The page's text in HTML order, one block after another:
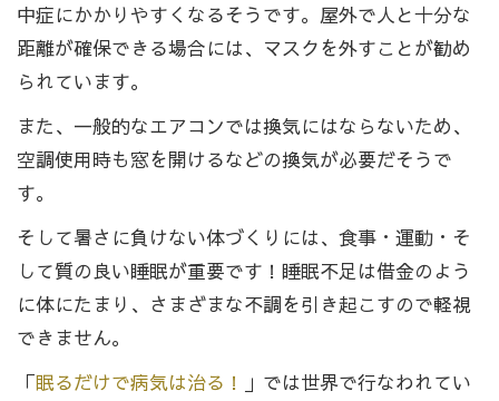
中症にかかりやすくなるそうです。屋外で人と十分な
距離が確保できる場合には、マスクを外すことが勧め
られています。
また、一般的なエアコンでは換気にはならないため、
空調使用時も窓を開けるなどの換気が必要だそうで
す。
そして暑さに負けない体づくりには、食事・運動・そ
して質の良い睡眠が重要です！睡眠不足は借金のよう
に体にたまり、さまざまな不調を引き起こすので軽視
できません。
「眠るだけで病気は治る！
」では世界で行なわれてい